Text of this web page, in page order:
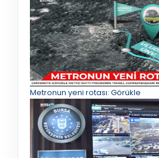
Metronun yeni rotası: Görükle